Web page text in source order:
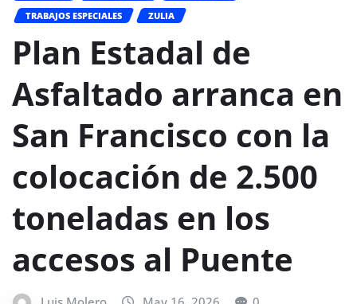
TRABAJOS ESPECIALES
ZULIA
Plan Estadal de
Asfaltado arranca en
San Francisco con la
colocación de 2.500
toneladas en los
accesos al Puente